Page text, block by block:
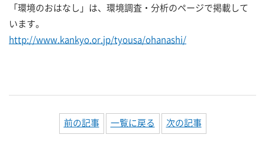
「環境のおはなし」は、環境調査・分析のページで掲載して
います。
http://www.kankyo.or.jp/tyousa/ohanashi/
前の記事 一覧に戻る 次の記事